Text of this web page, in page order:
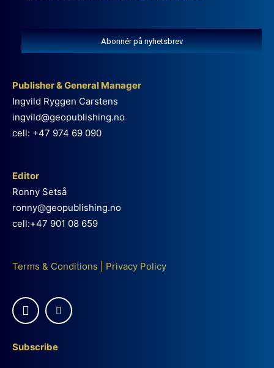
Abonnér på nyhetsbrev
Publisher & General Manager
Ingvild Ryggen Carstens
ingvild@geopublishing.no
cell: +47 974 69 090
Editor
Ronny Setså
ronny@geopublishing.no
cell:+47 901 08 659
Terms & Conditions Privacy Policy
Subscribe